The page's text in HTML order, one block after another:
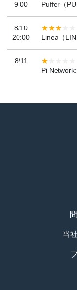
9:00
Puffer（
8/10
20:00
Linea（
8/11
Pi
当